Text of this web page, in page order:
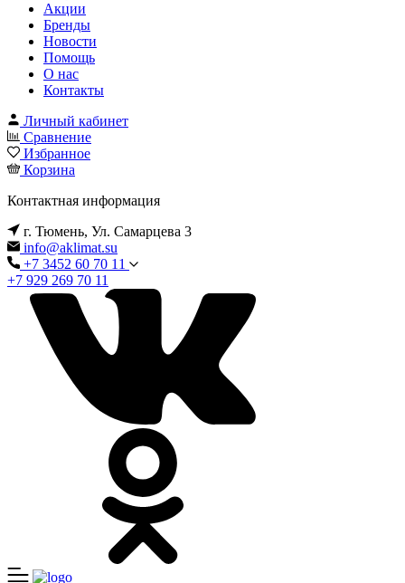
Акции
Бренды
Новости
Помощь
О нас
Контакты
Личный кабинет
Сравнение
Избранное
Корзина
Контактная информация
г. Тюмень, Ул. Самарцева 3
info@aklimat.su
+7 3452 60 70 11
+7 929 269 70 11